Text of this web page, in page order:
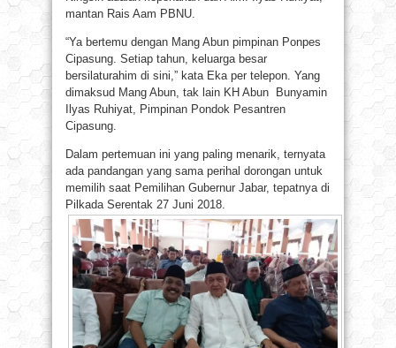
mantan Rais Aam PBNU.
“Ya bertemu dengan Mang Abun pimpinan Ponpes
Cipasung. Setiap tahun, keluarga besar
bersilaturahim di sini,” kata Eka per telepon. Yang
dimaksud Mang Abun, tak lain KH Abun Bunyamin
Ilyas Ruhiyat, Pimpinan Pondok Pesantren
Cipasung.
Dalam pertemuan ini yang paling menarik, ternyata
ada pandangan yang sama perihal dorongan untuk
memilih saat Pemilihan Gubernur Jabar, tepatnya di
Pilkada Serentak 27 Juni 2018.